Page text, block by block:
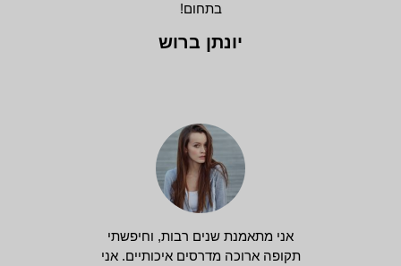
בתחום!
יונתן ברוש
אני מתאמנת שנים רבות, וחיפשתי
תקופה ארוכה מדרסים איכותיים. אני